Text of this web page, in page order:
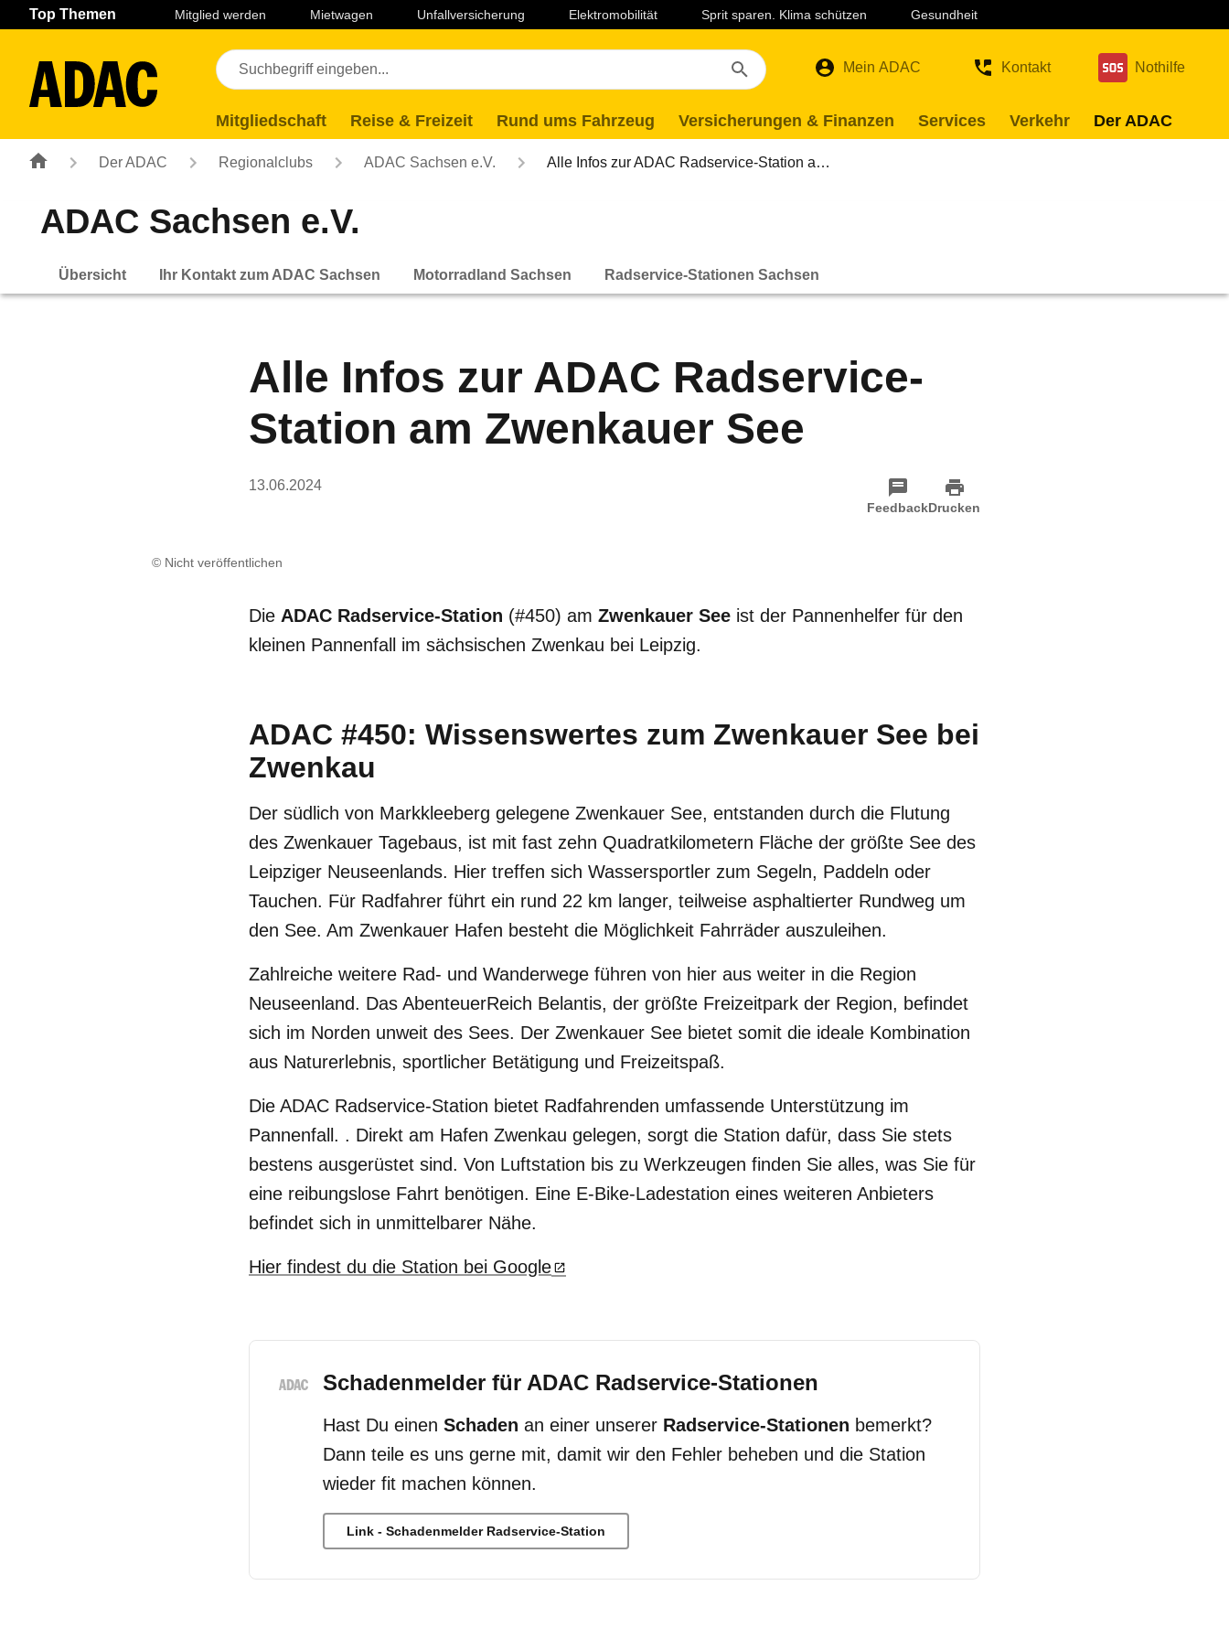
Navigation Seiteninhalt Fußzeile
Top Themen Mitglied werden Mietwagen Unfallversicherung Elektromobilität Sprit sparen. Klima schützen Gesundheit
Mein ADAC Kontakt Nothilfe
Mitgliedschaft Reise & Freizeit Rund ums Fahrzeug Versicherungen & Finanzen Services Verkehr Der ADAC
Der ADAC Regionalclubs ADAC Sachsen e.V. Alle Infos zur ADAC Radservice-Station a…
ADAC Sachsen e.V.
Übersicht Ihr Kontakt zum ADAC Sachsen Motorradland Sachsen Radservice-Stationen Sachsen
Alle Infos zur ADAC Radservice-
Station am Zwenkauer See
13.06.2024
FeedbackDrucken
© Nicht veröffentlichen
Die ADAC Radservice-Station (#450) am Zwenkauer See ist der Pannenhelfer für den
kleinen Pannenfall im sächsischen Zwenkau bei Leipzig.
ADAC #450: Wissenswertes zum Zwenkauer See bei
Zwenkau
Der südlich von Markkleeberg gelegene Zwenkauer See, entstanden durch die Flutung
des Zwenkauer Tagebaus, ist mit fast zehn Quadratkilometern Fläche der größte See des
Leipziger Neuseenlands. Hier treffen sich Wassersportler zum Segeln, Paddeln oder
Tauchen. Für Radfahrer führt ein rund 22 km langer, teilweise asphaltierter Rundweg um
den See. Am Zwenkauer Hafen besteht die Möglichkeit Fahrräder auszuleihen.
Zahlreiche weitere Rad- und Wanderwege führen von hier aus weiter in die Region
Neuseenland. Das AbenteuerReich Belantis, der größte Freizeitpark der Region, befindet
sich im Norden unweit des Sees. Der Zwenkauer See bietet somit die ideale Kombination
aus Naturerlebnis, sportlicher Betätigung und Freizeitspaß.
Die ADAC Radservice-Station bietet Radfahrenden umfassende Unterstützung im
Pannenfall. . Direkt am Hafen Zwenkau gelegen, sorgt die Station dafür, dass Sie stets
bestens ausgerüstet sind. Von Luftstation bis zu Werkzeugen finden Sie alles, was Sie für
eine reibungslose Fahrt benötigen. Eine E-Bike-Ladestation eines weiteren Anbieters
befindet sich in unmittelbarer Nähe.
Hier findest du die Station bei Google
Schadenmelder für ADAC Radservice-Stationen
Hast Du einen Schaden an einer unserer Radservice-Stationen bemerkt?
Dann teile es uns gerne mit, damit wir den Fehler beheben und die Station
wieder fit machen können.
Link - Schadenmelder Radservice-Station